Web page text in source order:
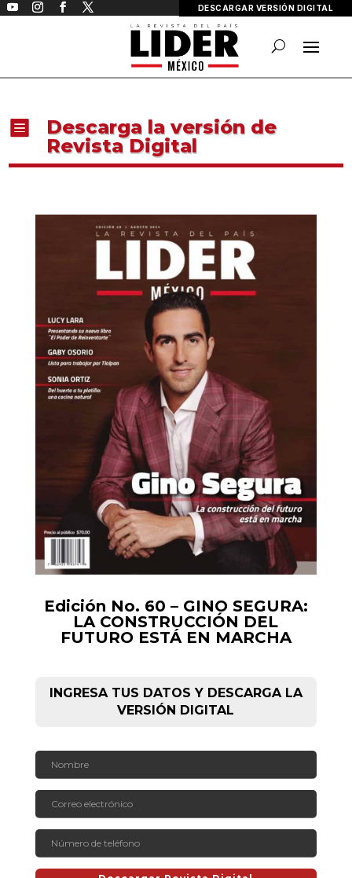
DESCARGAR VERSIÓN DIGITAL

Descarga la versión de
Revista Digital
Edición No. 60 – GINO SEGURA:
LA CONSTRUCCIÓN DEL
FUTURO ESTÁ EN MARCHA
INGRESA TUS DATOS Y DESCARGA LA
VERSIÓN DIGITAL